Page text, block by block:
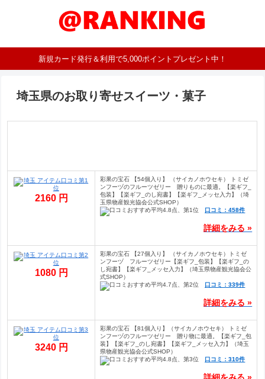
新規カード発行＆利用で5,000ポイントプレゼント中！
埼玉県のお取り寄せスイーツ・菓子
2160 円
彩果の宝石 【54個入り】 （サイカノホウセキ） トミゼ
ンフーヅのフルーツゼリー 贈りものに最適。【楽ギフ_
包装】【楽ギフ_のし宛書】【楽ギフ_メッセ入力】（埼
玉県物産観光協会公式SHOP）
口コミ：458件
詳細をみる »
1080 円
彩果の宝石 【27個入り】 （サイカノホウセキ）トミゼ
ンフーヅ フルーツゼリー【楽ギフ_包装】【楽ギフ_の
し宛書】【楽ギフ_メッセ入力】（埼玉県物産観光協会公
式SHOP）
口コミ：339件
詳細をみる »
3240 円
彩果の宝石 【81個入り】（サイカノホウセキ） トミゼ
ンフーヅのフルーツゼリー 贈り物に最適。【楽ギフ_包
装】【楽ギフ_のし宛書】【楽ギフ_メッセ入力】（埼玉
県物産観光協会公式SHOP）
口コミ：310件
詳細をみる »